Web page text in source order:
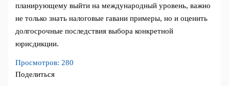
планирующему выйти на международный уровень, важно
не только знать налоговые гавани примеры, но и оценить
долгосрочные последствия выбора конкретной
юрисдикции.
Просмотров: 280
Поделиться